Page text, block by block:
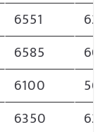
6551
6585
6100
6350